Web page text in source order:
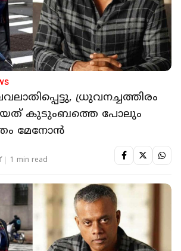
ധ്രുവനച്ചത്തിരം
കുടുംബത്തെ പോലും
മേനോൻ
1 min read